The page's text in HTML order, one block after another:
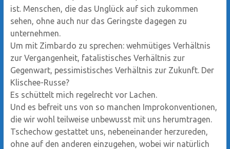
ist. Menschen, die das Unglück auf sich zukommen
sehen, ohne auch nur das Geringste dagegen zu
unternehmen.
Um mit Zimbardo zu sprechen: wehmütiges Verhältnis
zur Vergangenheit, fatalistisches Verhältnis zur
Gegenwart, pessimistisches Verhältnis zur Zukunft. Der
Klischee-Russe?
Es schüttelt mich regelrecht vor Lachen.
Und es befreit uns von so manchen Improkonventionen,
die wir wohl teilweise unbewusst mit uns herumtragen.
Tschechow gestattet uns, nebeneinander herzureden,
ohne auf den anderen einzugehen, wobei wir natürlich